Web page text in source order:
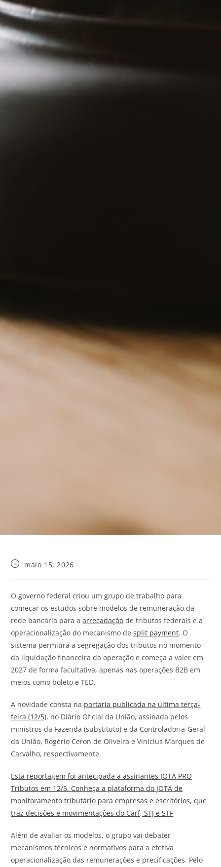
maio 15, 2026
Ogoverno federal criou um grupo de trabalho para
começar os estudos sobre modelos de remuneração da
rede bancária para aarrecadação de tributos federais e a
operacionalização do mecanismo desplit payment. O
sistema permitirá a segregação dos tributos no momento
da liquidação financeira da operação e começa a valer em
2027 de forma facultativa, apenas nas operações B2B em
meios como boleto e TED.
A novidade consta na portaria publicada na última terça-
feira (12/5), no Diário Oficial da União, assinada pelos
ministros da Fazenda (substituto) e da Controladoria-Geral
da União, Rogério Ceron de Oliveira e Vinícius Marques de
Carvalho, respectivamente.
Esta reportagem foi antecipada a assinantes JOTA PRO
Tributos em 12/5. Conheça a plataforma do JOTA de
monitoramento tributário para empresas e escritórios, que
traz decisões e movimentações do Carf, STJ e STF
Além de avaliar os modelos, o grupovai debater
mecanismos técnicos e normativos para a efetiva
operacionalização das remunerações e precificações. Pelo